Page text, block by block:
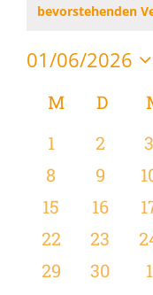
bevorstehenden
01/06/2026
wählen.
Kalender
von
MMONTAG
D
0
1
0
2
0
3
0
8
0
9
0
0
15
0
16
0
0
22
0
23
0
0
29
0
30
0
1